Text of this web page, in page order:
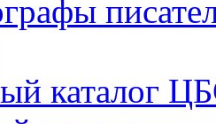
каталог